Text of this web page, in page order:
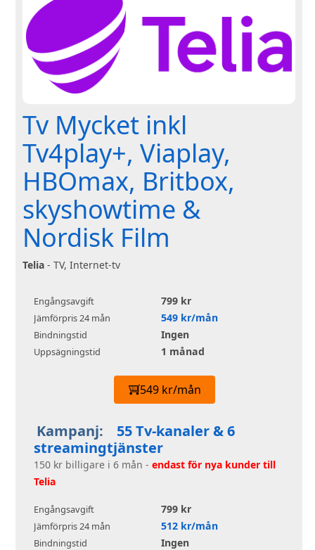
Tv Mycket inkl
Tv4play+, Viaplay,
HBOmax, Britbox,
skyshowtime &
Nordisk Film
Telia - TV, Internet-tv
Engångsavgift 799 kr
Jämförpris 24 mån 549 kr/mån
Bindningstid Ingen
Uppsägningstid 1 månad
549 kr/mån
Kampanj:
55 Tv-kanaler & 6
streamingtjänster
150 kr billigare i 6 mån - endast för nya kunder till
Telia
Engångsavgift 799 kr
Jämförpris 24 mån 512 kr/mån
Bindningstid Ingen